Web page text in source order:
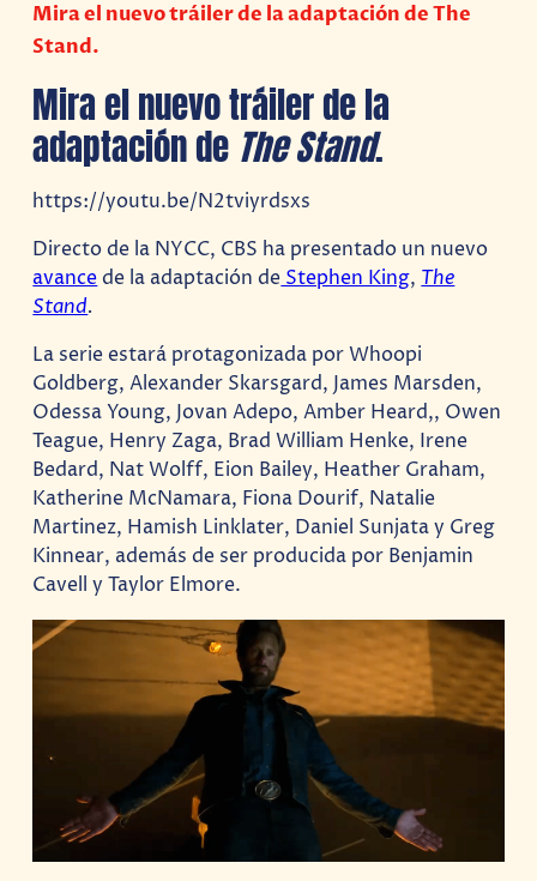
Mira el nuevo tráiler de la adaptación de The
Stand.
Mira el nuevo tráiler de la
adaptación de The Stand.
https://youtu.be/N2tviyrdsxs
Directo de la NYCC, CBS ha presentado un nuevo
avancede la adaptación de Stephen King, The
Stand.
La serie estará protagonizada por Whoopi
Goldberg, Alexander Skarsgard, James Marsden,
Odessa Young, Jovan Adepo, Amber Heard,, Owen
Teague, Henry Zaga, Brad William Henke, Irene
Bedard, Nat Wolff, Eion Bailey, Heather Graham,
Katherine McNamara, Fiona Dourif, Natalie
Martinez, Hamish Linklater, Daniel Sunjata y Greg
Kinnear, además de ser producida por Benjamin
Cavell y Taylor Elmore.